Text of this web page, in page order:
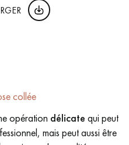
collée
opération délicate qui peut
mais peut aussi être